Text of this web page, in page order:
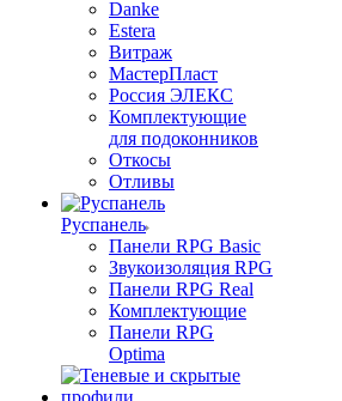
Danke
Estera
Витраж
МастерПласт
Россия ЭЛЕКС
Комплектующие
для подоконников
Откосы
Отливы
Руспанель
Панели RPG Basic
Звукоизоляция RPG
Панели RPG Real
Комплектующие
Панели RPG
Optima